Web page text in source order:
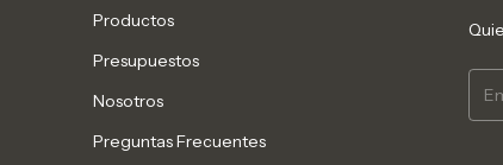
Productos
Presupuestos
Nosotros
Preguntas Frecuentes